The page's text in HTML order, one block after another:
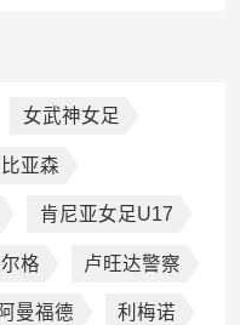
女武神女足
比亚森
肯尼亚女足U17
格 卢旺达警察
阿曼福德 利梅诺